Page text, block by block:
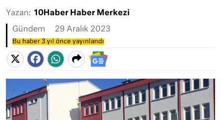
Yazan: 10Haber Haber Merkezi
Gündem 29 Aralık 2023
Bu haber 3 yıl önce yayınlandı